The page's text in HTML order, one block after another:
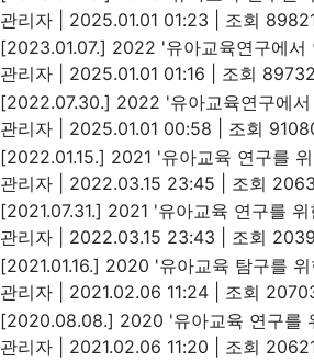
관리자
2025.01.01 01:23
조회
[2023.01.07.] 2022 '유아교육연구에서
관리자
2025.01.01 01:16
조회 89732
[2022.07.30.] 2022 '유아교육연구에
관리자
2025.01.01 00:58
조회
[2022.01.15.] 2021 '유아교육 연구를
관리자
2022.03.15 23:45
조회
[2021.07.31.] 2021 '유아교육 연구를
관리자
2022.03.15 23:43
조회
[2021.01.16.] 2020 '유아교육 탐구를
관리자
2021.02.06 11:24
조회
[2020.08.08.] 2020 '유아교육 연구를
관리자
2021.02.06 11:20
조회